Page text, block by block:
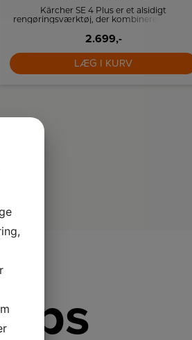
Kärcher SE 4 Plus er et alsidigt
rengøringsværktøj, der kombinerer effektiv
grovstøvsugning, til både tørre og våde
overflader. Med denne maskine kan du nemt
rengøre alt fra tæpper og møbler til hårde
gulve som fliser, natursten og linoleum
2.699,-
LÆG I KURV